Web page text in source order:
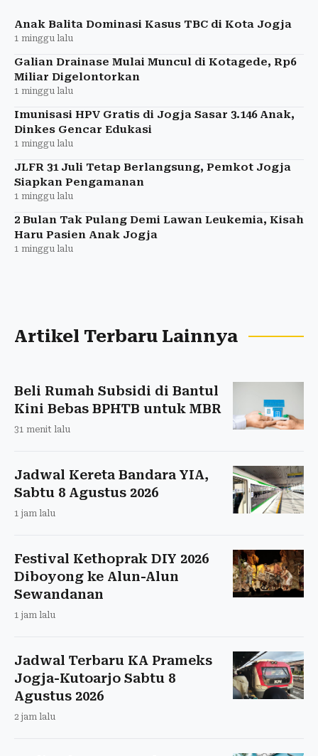
Anak Balita Dominasi Kasus TBC di Kota Jogja
1 minggu lalu
Galian Drainase Mulai Muncul di Kotagede, Rp6
Miliar Digelontorkan
1 minggu lalu
Imunisasi HPV Gratis di Jogja Sasar 3.146 Anak,
Dinkes Gencar Edukasi
1 minggu lalu
JLFR 31 Juli Tetap Berlangsung, Pemkot Jogja
Siapkan Pengamanan
1 minggu lalu
2 Bulan Tak Pulang Demi Lawan Leukemia, Kisah
Haru Pasien Anak Jogja
1 minggu lalu
Artikel Terbaru Lainnya
Beli Rumah Subsidi di Bantul
Kini Bebas BPHTB untuk MBR
31 menit lalu
Jadwal Kereta Bandara YIA,
Sabtu 8 Agustus 2026
1 jam lalu
Festival Kethoprak DIY 2026
Diboyong ke Alun-Alun
Sewandanan
1 jam lalu
Jadwal Terbaru KA Prameks
Jogja-Kutoarjo Sabtu 8
Agustus 2026
2 jam lalu